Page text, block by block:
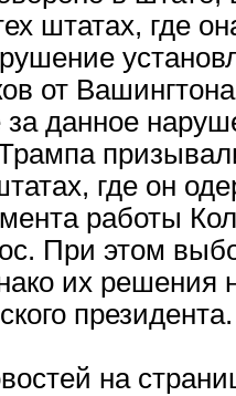
штатах, где
от
данное
где он
работы
При этом
их решения
президента.
на